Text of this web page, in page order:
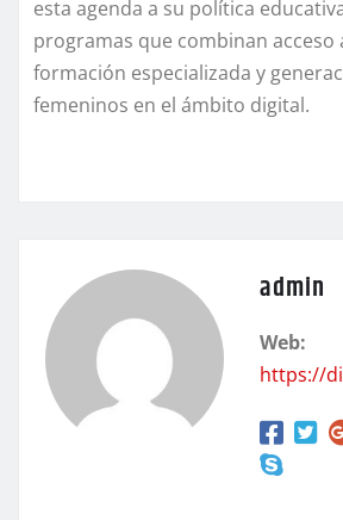
esta agenda a su política
programas que combinan acceso
formación especializada y
femeninos en el ámbito digital.
admin
Web:
https://